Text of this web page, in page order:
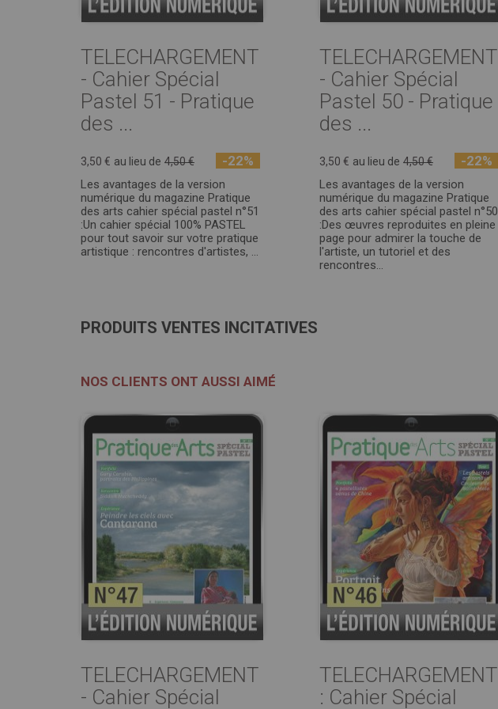
TELECHARGEMENT
- Cahier Spécial
Pastel 51 - Pratique
des ...
3,50 € au lieu de 4,50 € -22%
Les avantages de la version
numérique du magazine Pratique
des arts cahier spécial pastel n°51
:Un cahier spécial 100% PASTEL
pour tout savoir sur votre pratique
artistique : rencontres d'artistes, ...
TELECHARGEMENT
- Cahier Spécial
Pastel 50 - Pratique
des ...
3,50 € au lieu de 4,50 € -22%
Les avantages de la version
numérique du magazine Pratique
des arts cahier spécial pastel n°50
:Des œuvres reproduites en pleine
page pour admirer la touche de
l'artiste, un tutoriel et des
rencontres...
PRODUITS VENTES INCITATIVES
NOS CLIENTS ONT AUSSI AIMÉ
TELECHARGEMENT
- Cahier Spécial
TELECHARGEMENT
: Cahier Spécial